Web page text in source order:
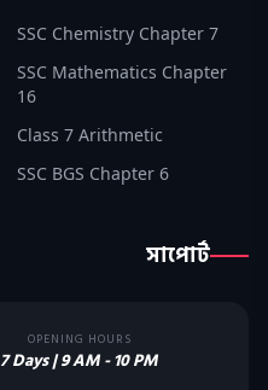
SSC Chemistry Chapter 7
SSC Mathematics Chapter
16
Class 7 Arithmetic
SSC BGS Chapter 6
সাপোর্ট
OPENING HOURS
7 Days | 9 AM - 10 PM